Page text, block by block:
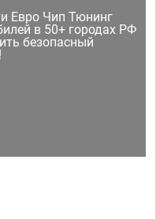
Евро Чип Тюнинг
в 50+ городах РФ
безопасный